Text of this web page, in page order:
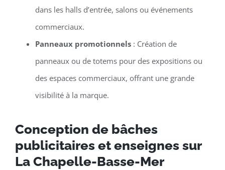
dans les halls d’entrée, salons ou événements
commerciaux.
Panneaux promotionnels: Création de
panneaux ou de totems pour des expositions ou
des espaces commerciaux, offrant une grande
visibilité à la marque.
Conception de bâches
publicitaires et enseignes sur
La Chapelle-Basse-Mer